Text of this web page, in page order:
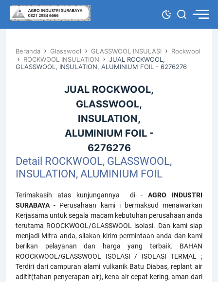
Beranda › Glasswool › GLASSWOOL INSULASI › Rockwool
› ROCKWOOL INSULATION › JUAL ROCKWOOL,
GLASSWOOL, INSULATION, ALUMINIUM FOIL - 6276276
JUAL ROCKWOOL,
GLASSWOOL,
INSULATION,
ALUMINIUM FOIL -
6276276
Detail ROCKWOOL, GLASSWOOL,
INSULATION, ALUMINIUM FOIL
Terimakasih atas kunjungannya di -AGRO INDUSTRI
SURABAYA - Perusahaan kami i bermaksud menawarkan
Kerjasama untuk segala macam kebutuhan perusahaan anda
terutama ROOCKWOOL/GLASSWOOL isolasi. Dan kami siap
menjadi Mitra anda, silakan kirim permintaan anda dan kami
berikan pelayanan dan harga yang terbaik. BAHAN
ROOCKWOOL/GLASSWOOL ISOLASI / ISOLASI TERMAL ;
Terdiri dari campuran alami vulkanik Batu Diabas, replant air
aditif(tahan penyerapan air), kena air cepat kering, aman dari